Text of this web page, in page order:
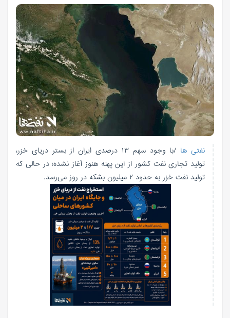
نفتی ها
/با وجود سهم ۱۳ درصدی ایران از بستر دریای خزر،
تولید تجاری نفت کشور از این پهنه هنوز آغاز نشده؛ در حالی‌ که
تولید نفت خزر به حدود ۲ میلیون بشکه در روز می‌رسد.